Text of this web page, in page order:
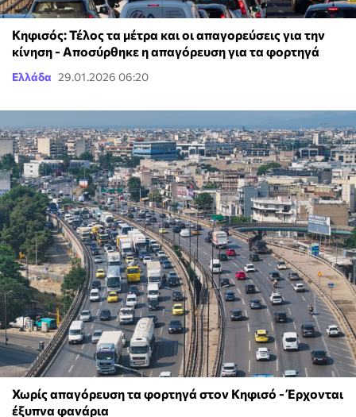
Κηφισός: Τέλος τα μέτρα και οι απαγορεύσεις για την
κίνηση - Αποσύρθηκε η απαγόρευση για τα φορτηγά
Ελλάδα 29.01.2026 06:20
Χωρίς απαγόρευση τα φορτηγά στον Κηφισό - Έρχονται
έξυπνα φανάρια